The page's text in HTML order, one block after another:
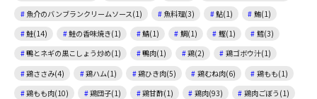
魚介のバンブランクリームソース(1)
魚料理(3) 鮎(1)
鮪(1)
鮭(14)
鮭の香味焼き(1) 鯖(1) 鯛(1) 鰹(1)
鱈(3)
鴨とネギの黒こしょう炒め(1)
鴨肉(1) 鶏(2)
鶏ゴボウ汁(1)
鶏ささみ(4)
鶏ハム(1) 鶏ひき肉(5) 鶏むね肉(6)
鶏もも(1)
鶏もも肉(10)
鶏団子(1) 鶏甘酢(1) 鶏肉(93)
鶏肉ごぼう(1)